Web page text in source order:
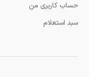
حساب کاربری من
سبد استعلام